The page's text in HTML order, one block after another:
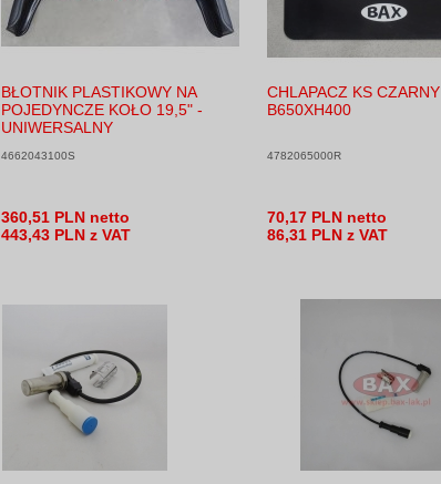
BŁOTNIK PLASTIKOWY NA
POJEDYNCZE KOŁO 19,5" -
UNIWERSALNY
4662043100S
360,51 PLN netto
443,43 PLN z VAT
CHLAPACZ KS CZARNY
B650XH400
4782065000R
70,17 PLN netto
86,31 PLN z VAT